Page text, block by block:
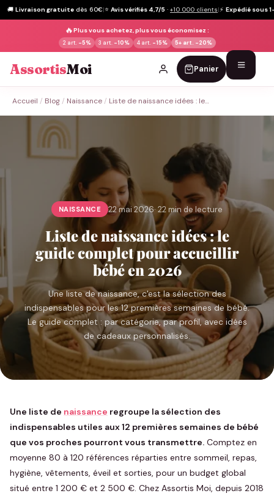
🚚 Livraison gratuite dès 60€|⭐ Avis vérifiés 4,7/5 · +10 000 clients|⚡ Expédié sous
🔥Plus vous achetez, plus vous économisez :
2 art. -5% 3 art. -10% 4 art. -15% 5+ art. -20%
AssortisMoi Panier
Accueil / Blog / Naissance / Liste de naissance idées : le…
NAISSANCE 22 mai 2026· 22 min de lecture
Liste de naissance idées : le
guide complet pour accueillir
bébé en 2026
Une liste de naissance, c'est la sélection des
indispensables pour les 12 premières semaines de bébé.
Le guide complet : par catégorie, par profil, avec idées
de cadeaux personnalisés.
Une liste de naissance regroupe la sélection des
indispensables utiles aux 12 premières semaines de bébé
que vos proches pourront vous transmettre. Comptez en
moyenne 80 à 120 références réparties entre sommeil, repas,
hygiène, vêtements, éveil et sorties, pour un budget global
situé entre 1 200 € et 2 500 €. Chez Assortis Moi, depuis 2018